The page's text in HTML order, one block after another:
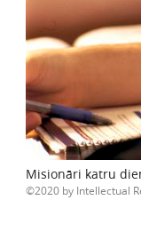
Misionāri katru
2020 by Intellectual